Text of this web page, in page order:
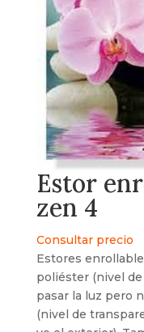
Estor
zen 4
Consultar precio
Estores
poliéster (nivel
pasar la luz pero
(nivel de